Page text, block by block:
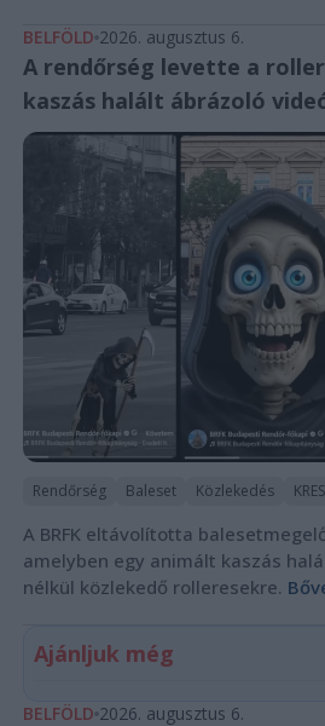
BELFÖLD 2026. augusztus 6.
A rendőrség levette a
kaszás halált ábrázoló
Rendőrség Baleset Közlekedés
A BRFK eltávolította
amelyben egy animált kaszás
nélkül közlekedő rolleresekre.
Ajánljuk még
BELFÖLD 2026. augusztus 6.